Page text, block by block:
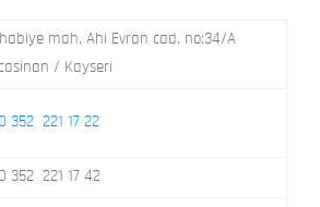
mah. Ahi Evran cad. no:34/A
/ Kayseri
352 221 17 22
352 221 17 42